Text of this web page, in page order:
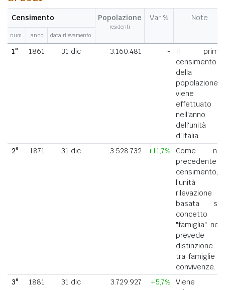
Censimento Popolazione
residenti
Var % Note
num. anno data rilevamento
1° 1861 31 dic 3.160.481 -
Il primo
censimento
della
popolazione
viene
effettuato
nell'anno
dell'unità
d'Italia.
2°
1871 31 dic 3.528.732 +11,7%
Come nel
precedente
censimento,
l'unità di
rilevazione
basata sul
concetto di
"famiglia" non
prevede la
distinzione
tra famiglie e
convivenze.
3°
1881 31 dic 3.729.927 +5,7%
Viene